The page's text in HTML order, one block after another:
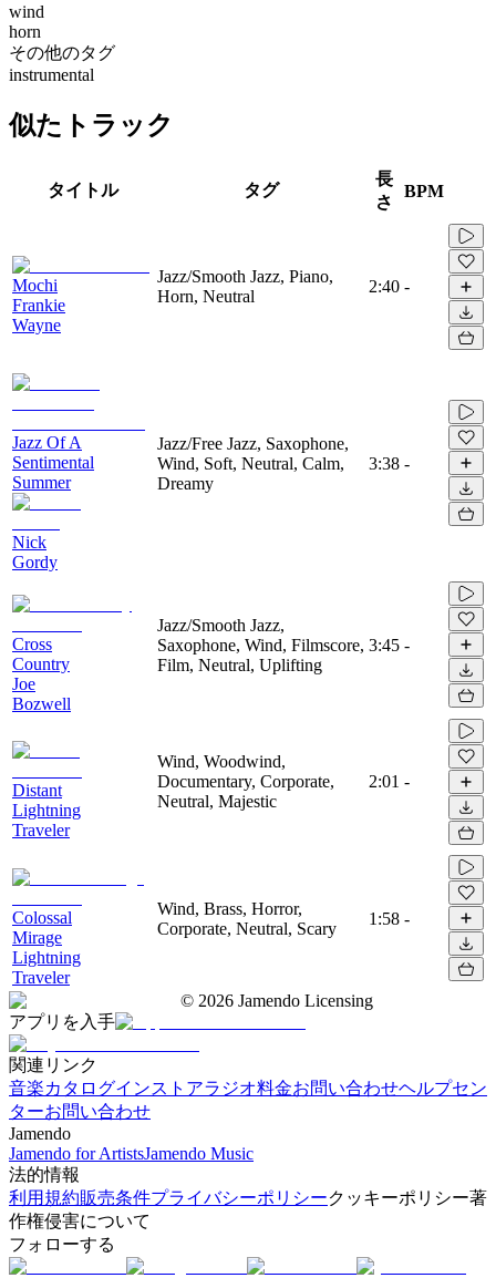
wind
horn
その他のタグ
instrumental
似たトラック
タイトル タグ
長
さ
BPM
Mochi
Frankie
Wayne
Jazz/Smooth Jazz, Piano,
Horn, Neutral
2:40 -
Jazz Of A
Sentimental
Summer
Nick
Gordy
Jazz/Free Jazz, Saxophone,
Wind, Soft, Neutral, Calm,
Dreamy
3:38 -
Cross
Country
Joe
Bozwell
Jazz/Smooth Jazz,
Saxophone, Wind, Filmscore,
Film, Neutral, Uplifting
3:45 -
Distant
Lightning
Traveler
Wind, Woodwind,
Documentary, Corporate,
Neutral, Majestic
2:01 -
Colossal
Mirage
Lightning
Traveler
Wind, Brass, Horror,
Corporate, Neutral, Scary
1:58 -
© 2026 Jamendo Licensing
アプリを入手
関連リンク
音楽カタログインストアラジオ料金お問い合わせヘルプセン
ターお問い合わせ
Jamendo
Jamendo for ArtistsJamendo Music
法的情報
利用規約販売条件プライバシーポリシークッキーポリシー著
作権侵害について
フォローする